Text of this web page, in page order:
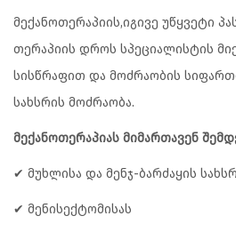
მექანოთერაპიის,იგივე უწყვეტი
თერაპიის დროს სპეციალისტის
სისწრაფით და მოძრაობის
სახსრის მოძრაობა.
მექანოთერაპიას მიმართავენ
✔ მუხლისა და მენჯ-ბარძაყის
✔ მენისექტომისას